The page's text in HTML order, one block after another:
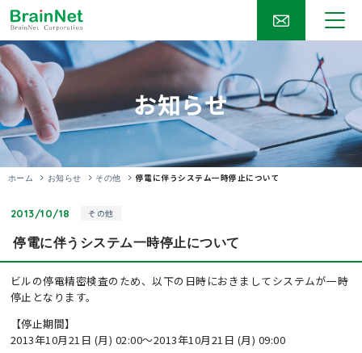
お知らせ
ホーム お知らせ その他 停電に伴うシステム一時停止について
2013/10/18 その他
停電に伴うシステム一時停止について
ビルの停電精密検査のため、以下の日時におきましてシステムが一時
停止となります。
【停止期間】
2013年10月21日 (月) 02:00～2013年10月21日 (月) 09:00